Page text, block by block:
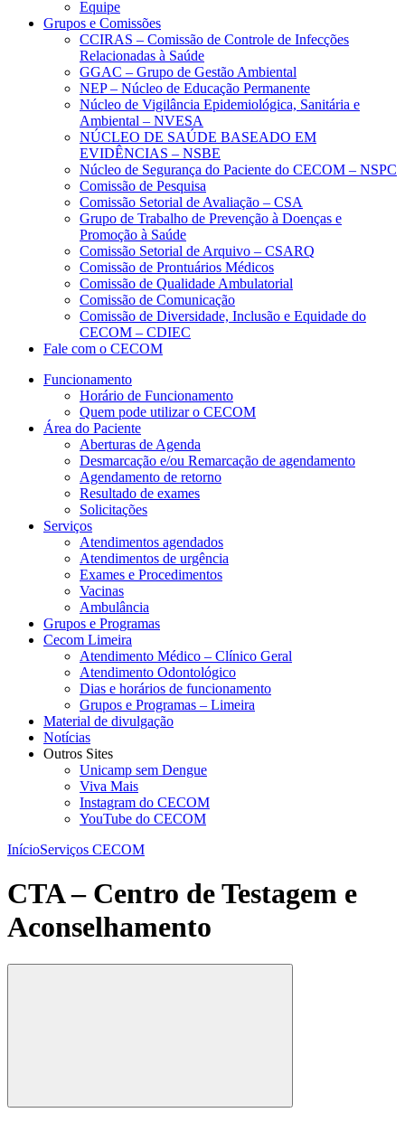
Equipe
Grupos e Comissões
CCIRAS – Comissão de Controle de Infecções
Relacionadas à Saúde
GGAC – Grupo de Gestão Ambiental
NEP – Núcleo de Educação Permanente
Núcleo de Vigilância Epidemiológica, Sanitária e
Ambiental – NVESA
NÚCLEO DE SAÚDE BASEADO EM
EVIDÊNCIAS – NSBE
Núcleo de Segurança do Paciente do CECOM – NSPC
Comissão de Pesquisa
Comissão Setorial de Avaliação – CSA
Grupo de Trabalho de Prevenção à Doenças e
Promoção à Saúde
Comissão Setorial de Arquivo – CSARQ
Comissão de Prontuários Médicos
Comissão de Qualidade Ambulatorial
Comissão de Comunicação
Comissão de Diversidade, Inclusão e Equidade do
CECOM – CDIEC
Fale com o CECOM
Funcionamento
Horário de Funcionamento
Quem pode utilizar o CECOM
Área do Paciente
Aberturas de Agenda
Desmarcação e/ou Remarcação de agendamento
Agendamento de retorno
Resultado de exames
Solicitações
Serviços
Atendimentos agendados
Atendimentos de urgência
Exames e Procedimentos
Vacinas
Ambulância
Grupos e Programas
Cecom Limeira
Atendimento Médico – Clínico Geral
Atendimento Odontológico
Dias e horários de funcionamento
Grupos e Programas – Limeira
Material de divulgação
Notícias
Outros Sites
Unicamp sem Dengue
Viva Mais
Instagram do CECOM
YouTube do CECOM
InícioServiços CECOM
CTA – Centro de Testagem e
Aconselhamento
Compartilhar